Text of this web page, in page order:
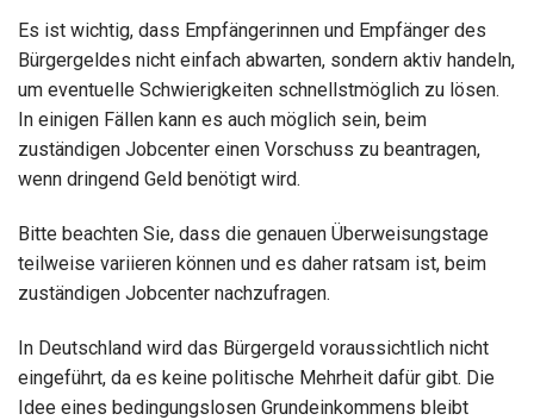
Es ist wichtig, dass Empfängerinnen und Empfänger des
Bürgergeldes nicht einfach abwarten, sondern aktiv handeln,
um eventuelle Schwierigkeiten schnellstmöglich zu lösen.
In einigen Fällen kann es auch möglich sein, beim
zuständigen Jobcenter einen Vorschuss zu beantragen,
wenn dringend Geld benötigt wird.
Bitte beachten Sie, dass die genauen Überweisungstage
teilweise variieren können und es daher ratsam ist, beim
zuständigen Jobcenter nachzufragen.
In Deutschland wird das Bürgergeld voraussichtlich nicht
eingeführt, da es keine politische Mehrheit dafür gibt. Die
Idee eines bedingungslosen Grundeinkommens bleibt